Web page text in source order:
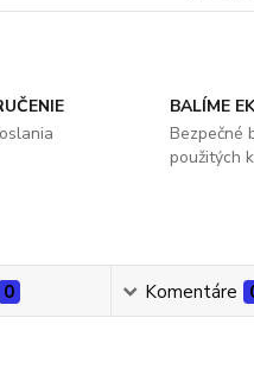
BALÍME
Bezpečné
použitých
0 Komentáre